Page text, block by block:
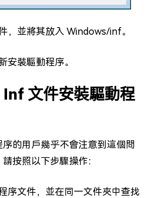
，並將其放入 Windows/inf。
安裝驅動程序。
文件安裝驅動程
的用戶幾乎不會注意到這個問
按照以下步驟操作：
序文件，並在同一文件夾中查找